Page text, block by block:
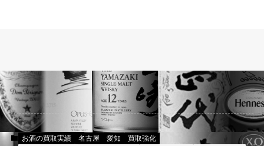
お酒の買取実績 名古屋 愛知
買取強化